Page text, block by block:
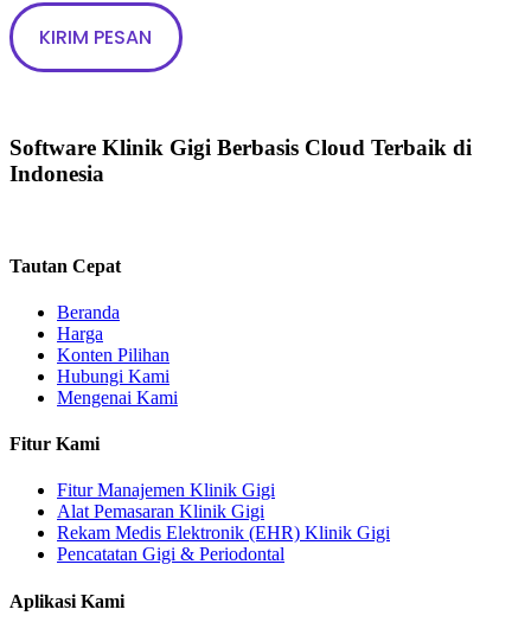
Software Klinik Gigi Berbasis Cloud Terbaik di
Indonesia​
Tautan Cepat
Beranda
Harga
Konten Pilihan
Hubungi Kami
Mengenai Kami
Fitur Kami
Fitur Manajemen Klinik Gigi
Alat Pemasaran Klinik Gigi
Rekam Medis Elektronik (EHR) Klinik Gigi
Pencatatan Gigi & Periodontal
Aplikasi Kami